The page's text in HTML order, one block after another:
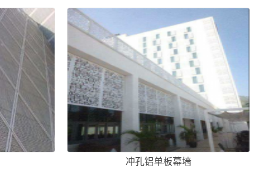
冲孔铝单板幕墙